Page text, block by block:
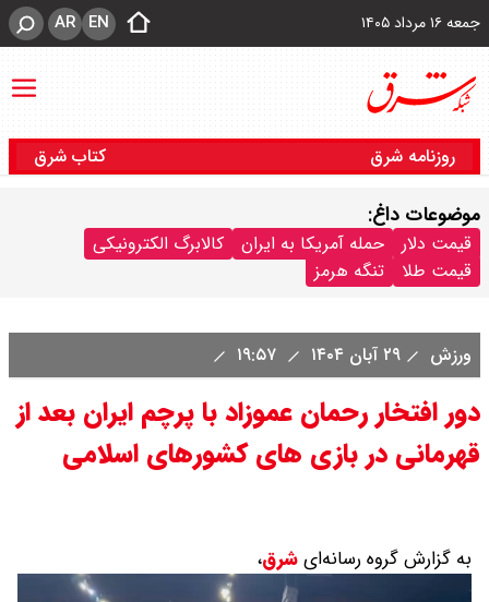
جمعه ۱۶ مرداد ۱۴۰۵ EN
AR
روزنامه شرق کتاب شرق
موضوعات داغ:
قیمت دلار حمله آمریکا به ایران
کالابرگ الکترونیکی
قیمت طلا
تنگه هرمز
ورزش ۲۹ آبان ۱۴۰۴
دور افتخار رحمان عموزاد با پرچم ایران بعد از
قهرمانی در بازی های کشورهای اسلامی
به گزارش گروه رسانه‌ایشرق،